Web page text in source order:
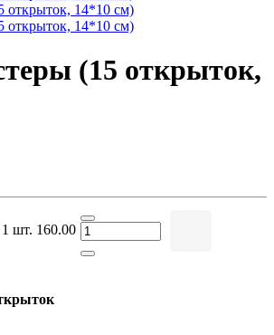
(15 открыток,
шт. 160.00